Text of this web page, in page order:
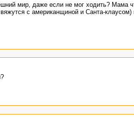
мир, даже если не мог ходить? Мама
с американщиной и Санта-клаусом)